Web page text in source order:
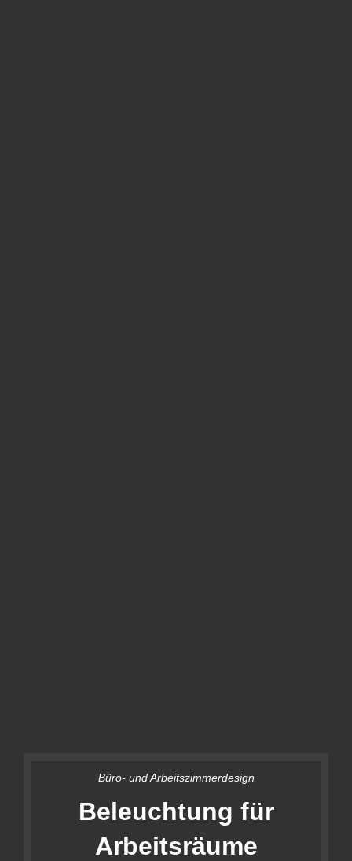
Büro- und Arbeitszimmerdesign
Beleuchtung für
Arbeitsräume